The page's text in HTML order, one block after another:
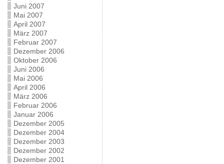
Juni 2007
Mai 2007
April 2007
März 2007
Februar 2007
Dezember 2006
Oktober 2006
Juni 2006
Mai 2006
April 2006
März 2006
Februar 2006
Januar 2006
Dezember 2005
Dezember 2004
Dezember 2003
Dezember 2002
Dezember 2001